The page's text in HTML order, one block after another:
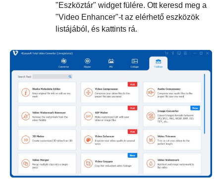
"Eszköztár" widget fülére. Ott keresd meg a
"Video Enhancer"-t az elérhető eszközök
listájából, és kattints rá.